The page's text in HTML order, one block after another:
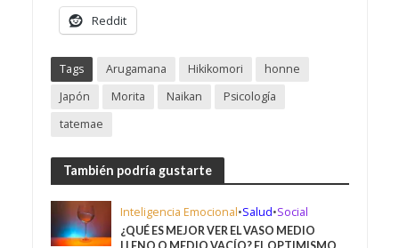
Reddit
Tags Arugamana Hikikomori
honne
Japón
Morita Naikan
Psicología
tatemae
También podría gustarte
Inteligencia Emocional•Salud•Social
¿QUÉ ES MEJOR VER EL VASO MEDIO